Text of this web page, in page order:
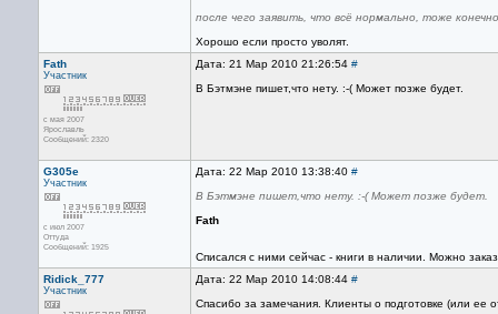
после чего заявить, что всё нормально, тоже
Хорошо если просто уволят.
Fath
Участник
с мая 2007
Ярославль
Сообщений: 2320
Дата: 21 Мар 2010 21:26:54 #
В Бэтмэне пишет,что нету. :-( Может позже будет.
G305e
Участник
с июл 2007
Оттуда
Сообщений: 1925
Дата: 22 Мар 2010 13:38:40 #
В Бэтмэне пишет,что нету. :-( Может позже будет.
Fath
Списался с ними сейчас - книги в наличии. Можно
Ridick_777
Участник
Дата: 22 Мар 2010 14:08:44 #
Спасибо за замечания. Клиенты о подготовке (или ее